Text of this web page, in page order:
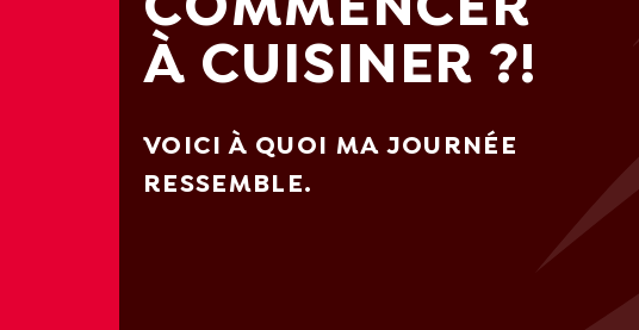
À CUISINER ?!
VOICI À QUOI MA JOURNÉE
RESSEMBLE.